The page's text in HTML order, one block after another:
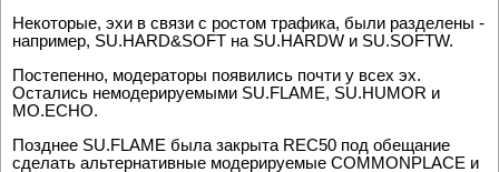
Некоторые, эхи в связи с ростом трафика, были разделены -
например, SU.HARD&SOFT на SU.HARDW и SU.SOFTW.
Постепенно, модераторы появились почти у всех эх.
Остались немодерируемыми SU.FLAME, SU.HUMOR и
MO.ECHO.
Позднее SU.FLAME была закрыта REC50 под обещание
сделать альтернативные модерируемые COMMONPLACE и